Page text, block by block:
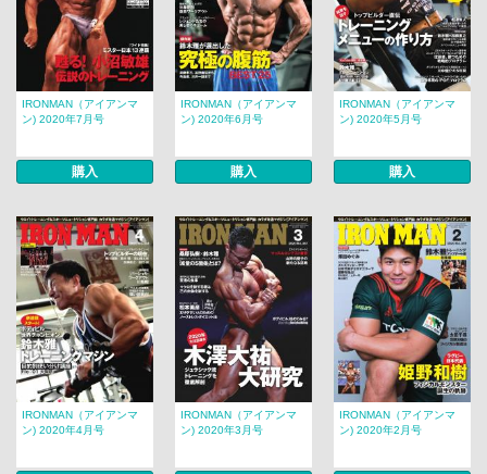
IRONMAN（アイアンマ
ン) 2020年7月号
購入
IRONMAN（アイアンマ
ン) 2020年6月号
購入
IRONMAN（アイアンマ
ン) 2020年5月号
購入
IRONMAN（アイアンマ
ン) 2020年4月号
IRONMAN（アイアンマ
ン) 2020年3月号
IRONMAN（アイアンマ
ン) 2020年2月号